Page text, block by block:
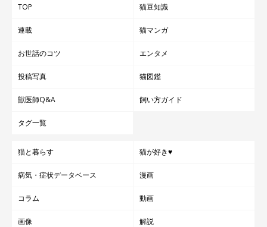
とって遊びは狩りなのでＤのように攻撃度が高まることも多いで
す。
TOP 猫豆知識
連載 猫マンガ
お世話のコツ エンタメ
投稿写真 猫図鑑
獣医師Q&A 飼い方ガイド
タグ一覧
猫と暮らす 猫が好き♥
病気・症状データベース 漫画
コラム 動画
画像 解説